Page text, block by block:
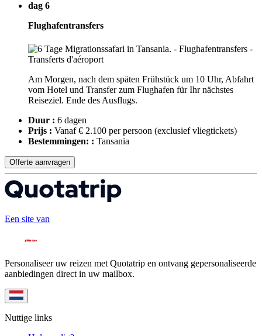
dag 6
Flughafentransfers
Am Morgen, nach dem späten Frühstück um 10 Uhr, Abfahrt
vom Hotel und Transfer zum Flughafen für Ihr nächstes
Reiseziel. Ende des Ausflugs.
Duur : 6 dagen
Prijs : Vanaf € 2.100 per persoon (exclusief vliegtickets)
Bestemmingen: : Tansania
Offerte aanvragen
Een site van
Personaliseer uw reizen met Quotatrip en ontvang gepersonaliseerde
aanbiedingen direct in uw mailbox.
Nuttige links